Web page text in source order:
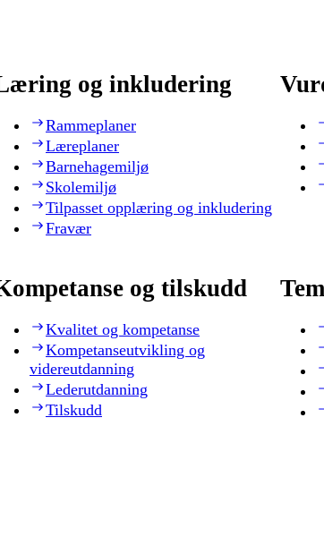
og inkludering
Rammeplaner
Læreplaner
Barnehagemiljø
Skolemiljø
Tilpasset opplæring og inkludering
Fravær
og tilskudd
Kvalitet og kompetanse
Kompetanseutvikling og
videreutdanning
Lederutdanning
Tilskudd